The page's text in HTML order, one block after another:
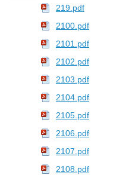
219.pdf
2100.pdf
2101.pdf
2102.pdf
2103.pdf
2104.pdf
2105.pdf
2106.pdf
2107.pdf
2108.pdf